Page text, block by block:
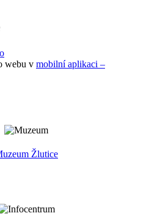
webu v mobilní aplikaci –
Žlutice